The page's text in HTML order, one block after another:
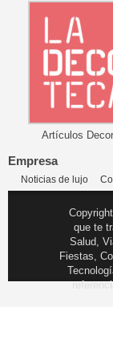
Artículos
Empresa
Noticias de lujo
que te
Salud,
Fiestas,